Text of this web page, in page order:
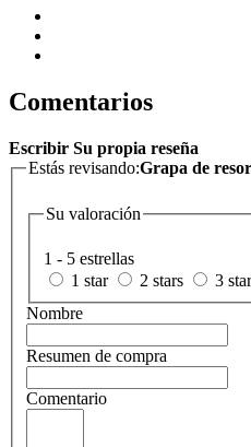
Comentarios
Escribir Su propia reseña
Estás revisando:Grapa de
Su valoración
1 - 5 estrellas
1 star
2 stars 3
Nombre
Resumen de compra
Comentario